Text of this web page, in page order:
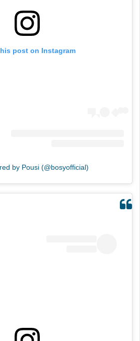
post on Instagram
by Pousi (@bosyofficial)